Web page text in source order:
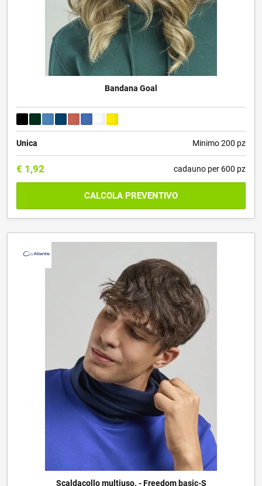
Bandana Goal
Unica Minimo 200 pz
€ 1,92 cadauno per 600 pz
CALCOLA PREVENTIVO
Scaldacollo multiuso. - Freedom basic-S